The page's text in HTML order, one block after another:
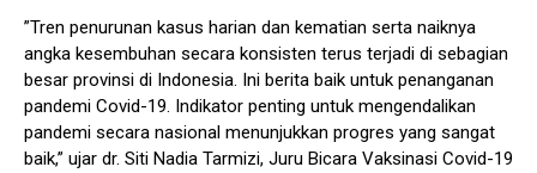
”Tren penurunan kasus harian dan kematian serta naiknya
angka kesembuhan secara konsisten terus terjadi di sebagian
besar provinsi di Indonesia. Ini berita baik untuk penanganan
pandemi Covid-19. Indikator penting untuk mengendalikan
pandemi secara nasional menunjukkan progres yang sangat
baik,” ujar dr. Siti Nadia Tarmizi, Juru Bicara Vaksinasi Covid-19